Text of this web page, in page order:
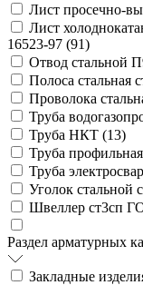
Лист просечно-
Лист
16523-97 (91)
Отвод стальной
Полоса стальная
Проволока
Труба
Труба НКТ (13)
Труба
Труба
Уголок стальной
Швеллер ст3сп
Раздел арматурных
Закладные